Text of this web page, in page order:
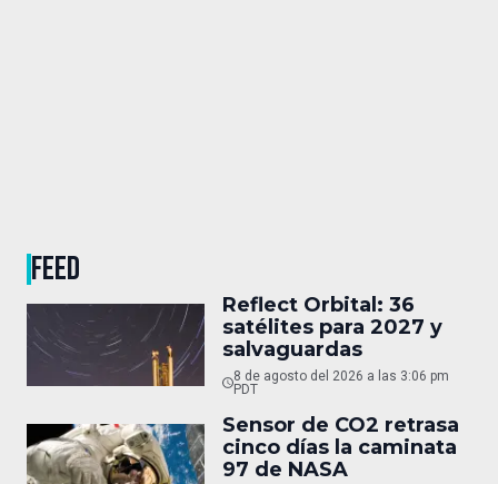
FEED
Reflect Orbital: 36
satélites para 2027 y
salvaguardas
8 de agosto del 2026 a las 3:06 pm
PDT
Sensor de CO2 retrasa
cinco días la caminata
97 de NASA